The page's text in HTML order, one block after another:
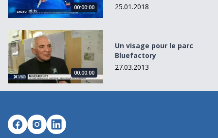
00:00:00
25.01.2018
Un visage pour le parc Bluefactory
00:00:00
Un visage pour le parc
Bluefactory
27.03.2013